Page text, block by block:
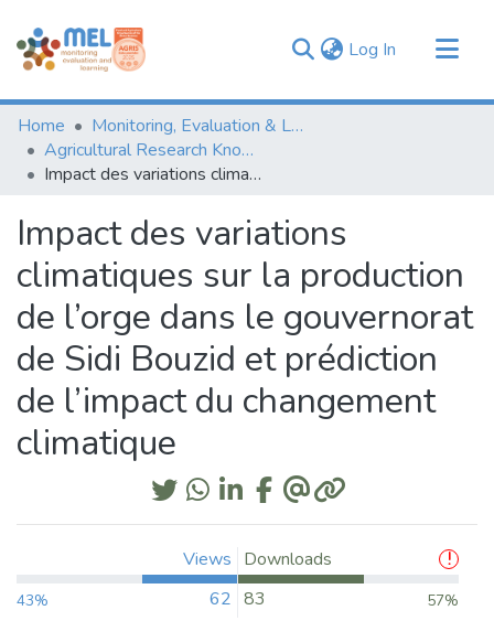
Log In (current)
Communities & Collections
Browse
Statistics
Home
Monitoring, Evaluation & Learning Repository
Agricultural Research Knowledge
Impact des variations climatiques sur la production de l’orge dans le gouvernorat de Sidi Bouzid et prédiction de l’impact du changement climatique
Impact des variations
climatiques sur la production
de l’orge dans le gouvernorat
de Sidi Bouzid et prédiction
de l’impact du changement
climatique
Views
43% 62
Downloads
83
57%